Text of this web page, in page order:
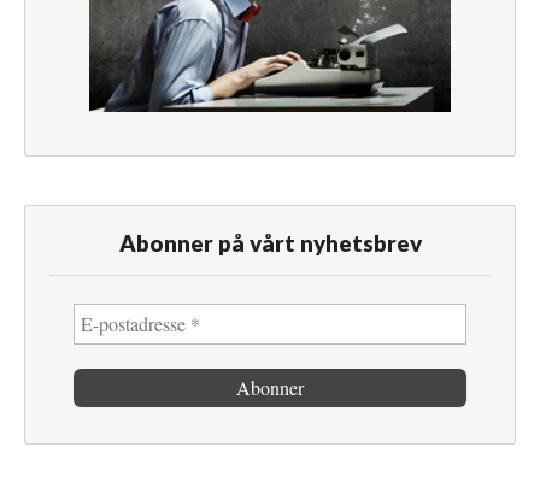
Abonner på vårt nyhetsbrev